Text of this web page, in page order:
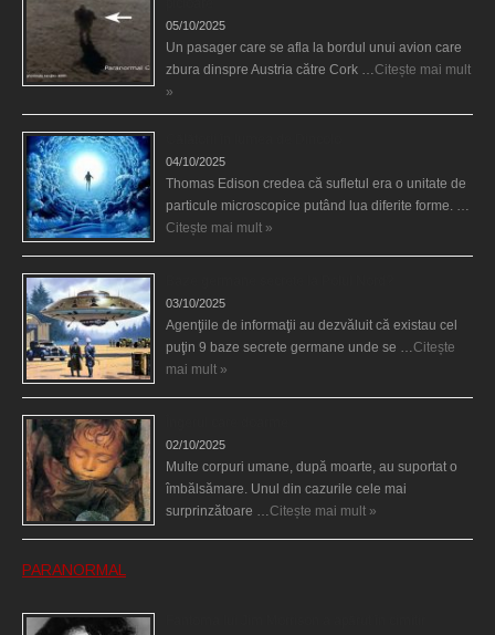
05/10/2025
Un pasager care se afla la bordul unui avion care
zbura dinspre Austria către Cork …Citește mai mult
»
04/10/2025
Thomas Edison credea că sufletul era o unitate de
particule microscopice putând lua diferite forme. …
Citește mai mult »
03/10/2025
Agenţiile de informaţii au dezvăluit că existau cel
puţin 9 baze secrete germane unde se …Citește
mai mult »
02/10/2025
Multe corpuri umane, după moarte, au suportat o
îmbălsămare. Unul din cazurile cele mai
surprinzătoare …Citește mai mult »
PARANORMAL